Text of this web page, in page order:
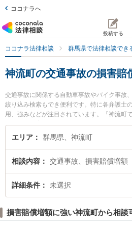
ココナラへ
投稿する
ココナラ法律相談 群馬県で法律相談でき
神流町の交通事故の損害賠
交通事故に関係する自動車事故やバイク事故
絞り込み検索もでき便利です。特に各弁護士
用、強みなどが注目されています。『神流町
の損害賠償増額のトラブルを今すぐに弁護士
賠償増額のトラブル解決の実績豊富な近くの
エリア 群馬県、神流町
相談内容 交通事故、損害賠償増額
詳細条件 未選択
損害賠償増額に強い神流町から相談